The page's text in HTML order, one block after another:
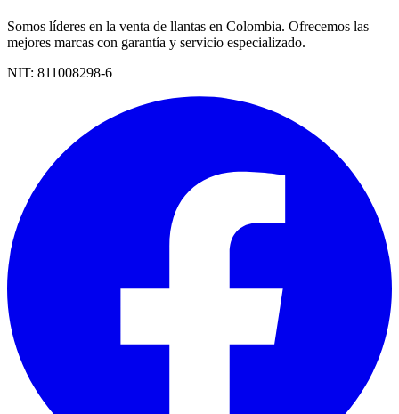
Somos líderes en la venta de llantas en Colombia. Ofrecemos las
mejores marcas con garantía y servicio especializado.
NIT: 811008298-6